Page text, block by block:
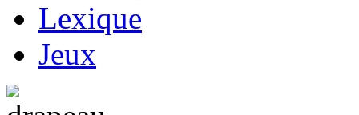
Lexique
Jeux